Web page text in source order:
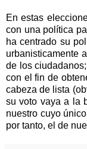
En estas
con una política
ha centrado su
urbanisticamente
de los
con el fin de
cabeza de lista
su voto vaya a la
nuestro cuyo
por tanto, el de